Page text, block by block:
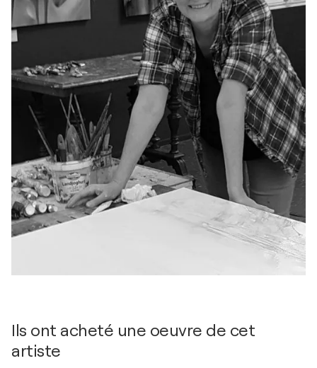
Ils ont acheté une oeuvre de cet
artiste